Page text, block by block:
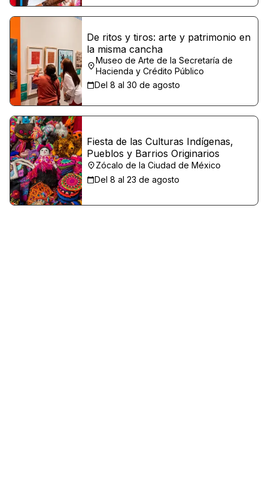
De ritos y tiros: arte y patrimonio en
la misma cancha
Museo de Arte de la Secretaría de
Hacienda y Crédito Público
Del 8 al 30 de agosto
Fiesta de las Culturas Indígenas,
Pueblos y Barrios Originarios
Zócalo de la Ciudad de México
Del 8 al 23 de agosto